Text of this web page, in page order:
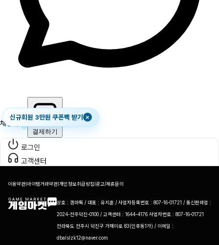
채팅하기
결제하기
로그인
신규회원 3만원 쿠폰팩 받기 ×
고객센터
이용약관|아이템거래약관|개인정보취급방침|광고/제휴문의
상호 : 겜마톡 / 대표 : 유지훈 / 사업자등록번호 : 807-16-01721 / 통신판매업 :
2024-전주덕진-0100 / 고객센터 : 1644-4176 사업자번호 : 807-16-01721
전라북도 전주시 덕진구 가재미로 83(인후동1가) / 이메일 :
dbalslzk12@naver.com